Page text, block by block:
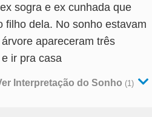
sogra e ex cunhada que
filho dela. No sonho estavam
apareceram três
ir pra casa
Interpretação do Sonho (1)